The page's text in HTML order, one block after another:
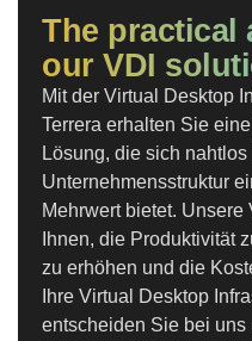
The practical
our VDI
Mit der Virtual Desktop
Terrera erhalten Sie
Lösung, die sich nahtlos
Unternehmensstruktur
Mehrwert bietet.
Ihnen, die Produktivität
zu erhöhen und die
Ihre Virtual Desktop
entscheiden Sie bei